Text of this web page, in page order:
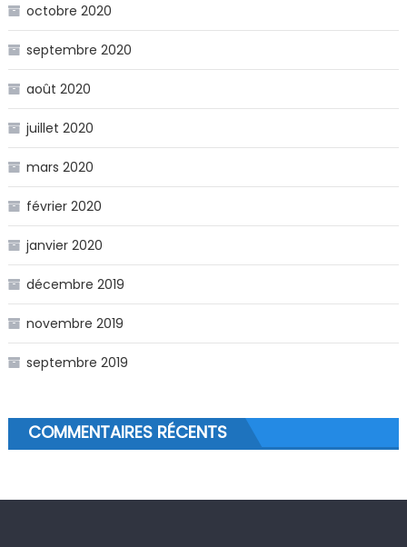
octobre 2020
septembre 2020
août 2020
juillet 2020
mars 2020
février 2020
janvier 2020
décembre 2019
novembre 2019
septembre 2019
COMMENTAIRES RÉCENTS